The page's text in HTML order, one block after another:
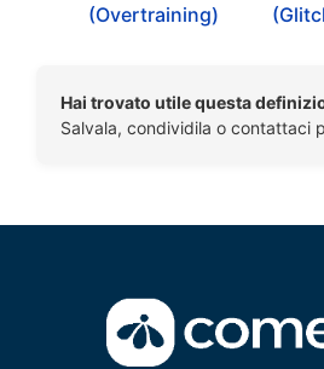
(Overtraining)
Hai trovato utile questa
Salvala, condividila o contattaci